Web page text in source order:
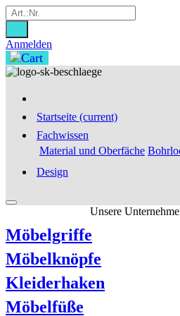
Anmelden
Startseite (current)
Fachwissen
Material und Oberfäche
Design
Unsere
Möbelgriffe
Möbelknöpfe
Kleiderhaken
Möbelfüße